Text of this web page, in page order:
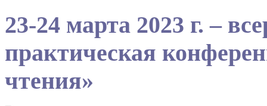
23-24 марта 2023 г. –
практическая
чтения»